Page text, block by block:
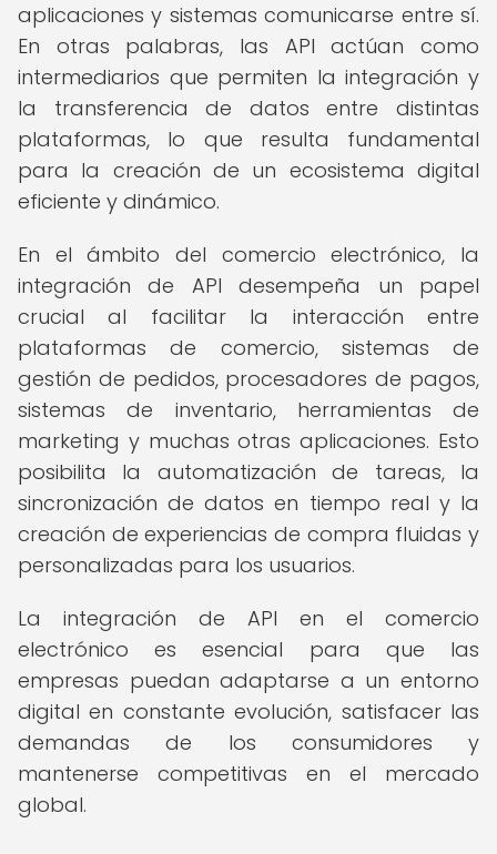
aplicaciones y sistemas comunicarse entre sí.
En otras palabras, las API actúan como
intermediarios que permiten la integración y
la transferencia de datos entre distintas
plataformas, lo que resulta fundamental
para la creación de un ecosistema digital
eficiente y dinámico.
En el ámbito del comercio electrónico, la
integración de API desempeña un papel
crucial al facilitar la interacción entre
plataformas de comercio, sistemas de
gestión de pedidos, procesadores de pagos,
sistemas de inventario, herramientas de
marketing y muchas otras aplicaciones. Esto
posibilita la automatización de tareas, la
sincronización de datos en tiempo real y la
creación de experiencias de compra fluidas y
personalizadas para los usuarios.
La integración de API en el comercio
electrónico es esencial para que las
empresas puedan adaptarse a un entorno
digital en constante evolución, satisfacer las
demandas de los consumidores y
mantenerse competitivas en el mercado
global.